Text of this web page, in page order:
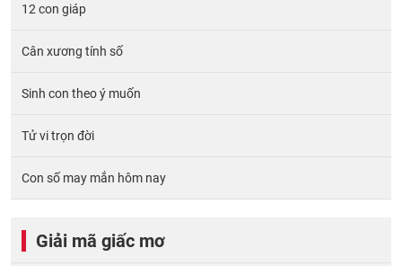
12 con giáp
Cân xương tính số
Sinh con theo ý muốn
Tử vi trọn đời
Con số may mắn hôm nay
Giải mã giấc mơ